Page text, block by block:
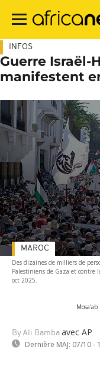
contenu
INFOS
Guerre Israël-
manifestent
Des dizaines de milliers de
Palestiniens de Gaza et contre
oct 2025.
By Ali Bamba avec AP
Dernière MAJ: 07/10 -
MAROC